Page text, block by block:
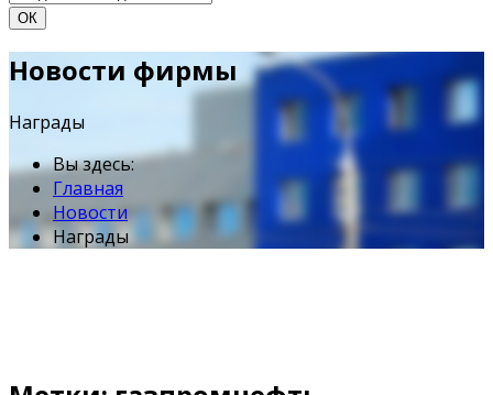
ОК
Новости фирмы
Награды
Вы здесь:
Главная
Новости
Награды